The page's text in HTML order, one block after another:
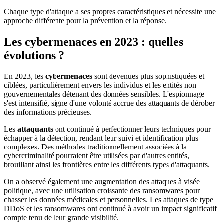
Chaque type d'attaque a ses propres caractéristiques et nécessite une
approche différente pour la prévention et la réponse.
Les cybermenaces en 2023 : quelles
évolutions ?
En 2023, les cybermenaces sont devenues plus sophistiquées et
ciblées, particulièrement envers les individus et les entités non
gouvernementales détenant des données sensibles. L'espionnage
s'est intensifié, signe d'une volonté accrue des attaquants de dérober
des informations précieuses.
Les attaquants ont continué à perfectionner leurs techniques pour
échapper à la détection, rendant leur suivi et identification plus
complexes. Des méthodes traditionnellement associées à la
cybercriminalité pourraient être utilisées par d'autres entités,
brouillant ainsi les frontières entre les différents types d'attaquants.
On a observé également une augmentation des attaques à visée
politique, avec une utilisation croissante des ransomwares pour
chasser les données médicales et personnelles. Les attaques de type
DDoS et les ransomwares ont continué à avoir un impact significatif
compte tenu de leur grande visibilité.